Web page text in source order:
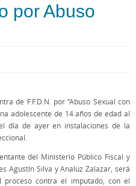
por Abuso
de F.F.D.N. por “Abuso Sexual con
adolescente de 14 años de edad al
día de ayer en instalaciones de la
del Ministerio Público Fiscal y
Agustín Silva y Analuz Zalazar, será
contra el imputado, con el